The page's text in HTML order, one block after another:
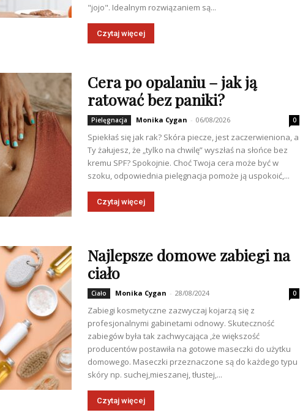
"jojo". Idealnym rozwiązaniem są...
Czytaj więcej
Cera po opalaniu – jak ją
ratować bez paniki?
Pielęgnacja Monika Cygan - 06/08/2026 0
Spiekłaś się jak rak? Skóra piecze, jest zaczerwieniona, a
Ty żałujesz, że „tylko na chwilę” wyszłaś na słońce bez
kremu SPF? Spokojnie. Choć Twoja cera może być w
szoku, odpowiednia pielęgnacja pomoże ją uspokoić,...
Czytaj więcej
Najlepsze domowe zabiegi na
ciało
Ciało Monika Cygan - 28/08/2024 0
Zabiegi kosmetyczne zazwyczaj kojarzą się z
profesjonalnymi gabinetami odnowy. Skuteczność
zabiegów była tak zachwycająca ,że większość
producentów postawiła na gotowe maseczki do użytku
domowego. Maseczki przeznaczone są do każdego typu
skóry np. suchej,mieszanej, tłustej,...
Czytaj więcej